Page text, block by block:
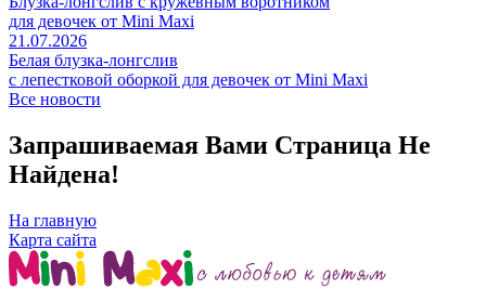
для девочек от Mini Maxi
21.07.2026
Белая блузка-лонгслив
с лепестковой оборкой для девочек от Mini Maxi
Все новости
Запрашиваемая Вами Страница Не
Найдена!
На главную
Карта сайта